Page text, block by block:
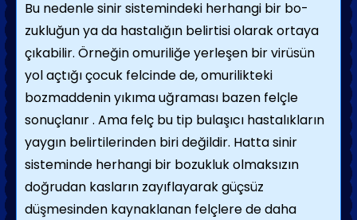
Bu nedenle sinir sistemindeki herhangi bir bo­
zukluğun ya da hastalığın belirtisi olarak ortaya
çıkabilir. Örneğin omuriliğe yerleşen bir virüsün
yol açtığı çocuk felcinde de, omurilikteki
bozmaddenin yıkıma uğraması bazen felçle
sonuçlanır . Ama felç bu tip bulaşıcı hastalıkların
yaygın belirtilerinden biri değildir. Hatta sinir
siste­minde herhangi bir bozukluk olmaksızın
doğ­rudan kasların zayıflayarak güçsüz
düşmesin­den kaynaklanan felçlere de daha